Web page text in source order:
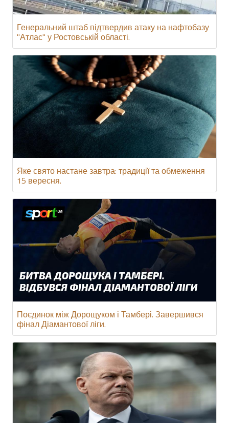
Генеральний штаб підтвердив атаку на нафтобазу
"Атлас" у Ростовській області.
Яке свято настане завтра: традиції та обмеження
15 вересня.
Поєдинок між Дорощуком і Тамбері. Завершився
фінал Діамантової ліги.